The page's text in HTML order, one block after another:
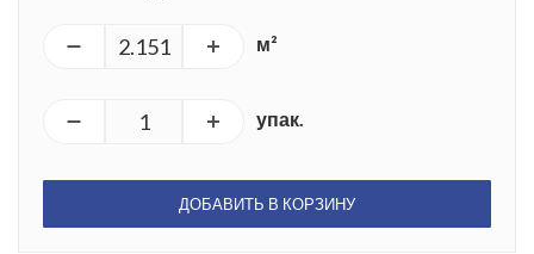
м²
упак.
ДОБАВИТЬ В КОРЗИНУ